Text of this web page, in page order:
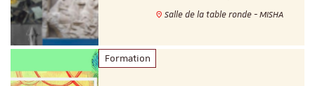
Salle de la table ronde - MISHA
Formation